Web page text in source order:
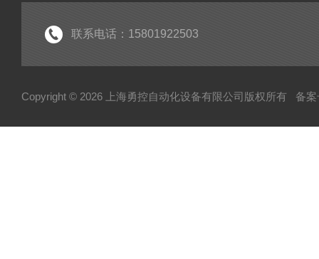
联系电话：15801922503
Copyright © 2026 上海勇控自动化设备有限公司版权所有 备案